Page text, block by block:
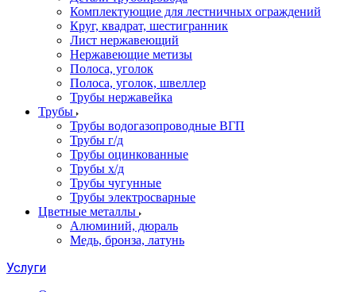
Комплектующие для лестничных ограждений
Круг, квадрат, шестигранник
Лист нержавеющий
Нержавеющие метизы
Полоса, уголок
Полоса, уголок, швеллер
Трубы нержавейка
Трубы
Трубы водогазопроводные ВГП
Трубы г/д
Трубы оцинкованные
Трубы х/д
Трубы чугунные
Трубы электросварные
Цветные металлы
Алюминий, дюраль
Медь, бронза, латунь
Услуги